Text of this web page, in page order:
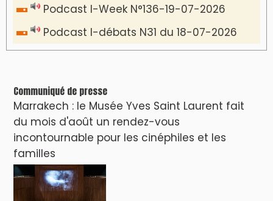
Podcast I-Week N°136-19-07-2026
Podcast I-débats N31 du 18-07-2026
Communiqué de presse
Marrakech : le Musée Yves Saint Laurent fait
du mois d'août un rendez-vous
incontournable pour les cinéphiles et les
familles